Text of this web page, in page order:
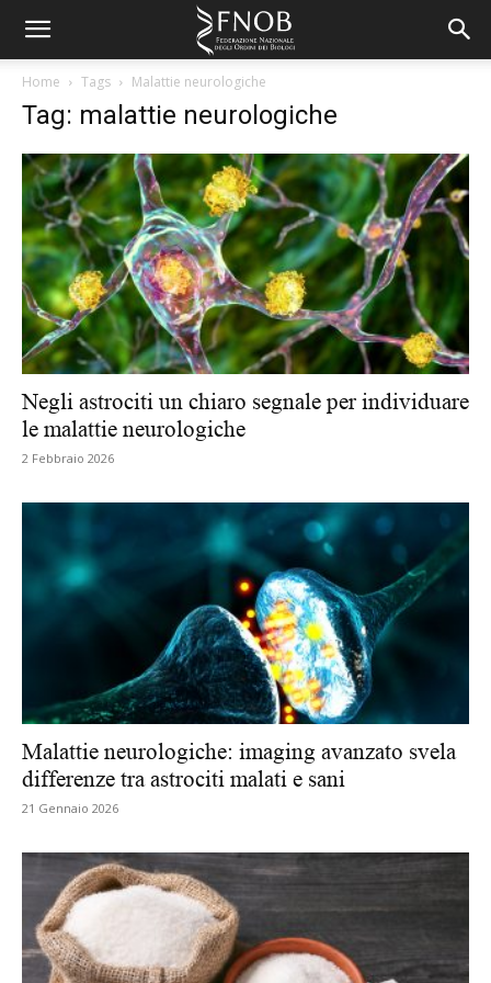
Home Tags Malattie neurologiche
Tag: malattie neurologiche
Negli astrociti un chiaro segnale per individuare
le malattie neurologiche
2 Febbraio 2026
Malattie neurologiche: imaging avanzato svela
differenze tra astrociti malati e sani
21 Gennaio 2026